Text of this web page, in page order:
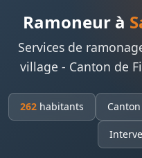
Ramoneur à
Services de
village - Canton de
262 habitants